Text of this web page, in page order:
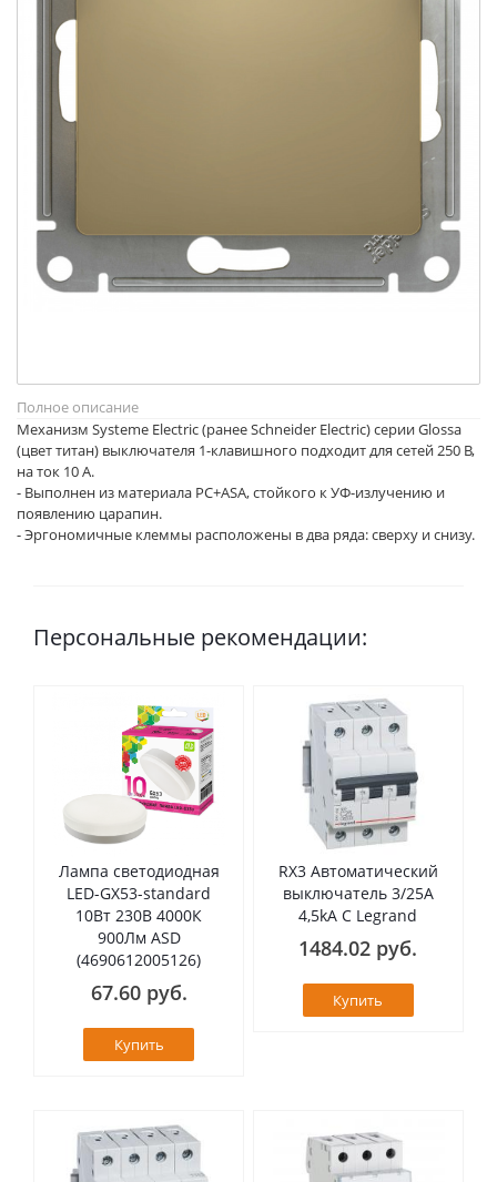
Полное описание
Механизм Systeme Electric (ранее Schneider Electric) серии Glossa
(цвет титан) выключателя 1-клавишного подходит для сетей 250 В,
на ток 10 А.
- Выполнен из материала PС+ASA, стойкого к УФ-излучению и
появлению царапин.
- Эргономичные клеммы расположены в два ряда: сверху и снизу.
Персональные рекомендации:
Лампа светодиодная
LED-GX53-standard
10Вт 230В 4000К
900Лм ASD
(4690612005126)
67.60 руб.
Купить
RX3 Автоматический
выключатель 3/25А
4,5kA C Legrand
1484.02 руб.
Купить